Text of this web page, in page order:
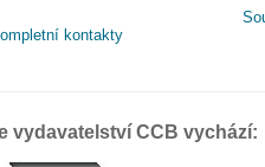
kontakty
vydavatelství CCB vychází: